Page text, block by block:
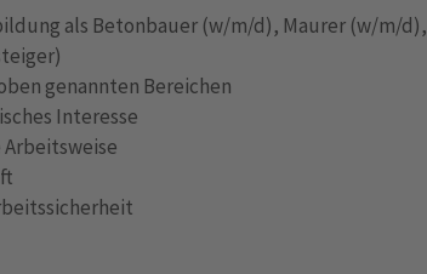
als Betonbauer (w/m/d), Maurer (w/m/d),
genannten Bereichen
Interesse